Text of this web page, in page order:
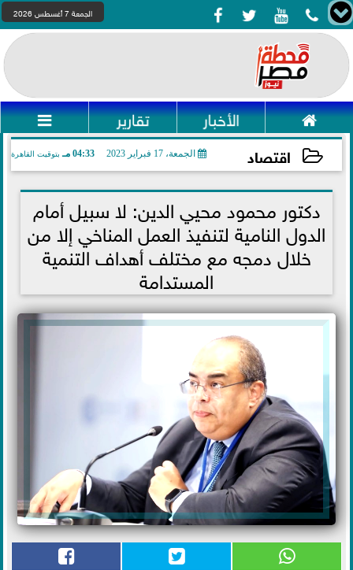
    الجمعة 7 أغسطس 2026
 الأخبار تقارير 
اقتصاد الجمعة، 17 فبراير 2023 04:33 مـ بتوقيت القاهرة
2023-02-17 16:33:36
دكتور محمود محيي الدين: لا سبيل أمام
الدول النامية لتنفيذ العمل المناخي إلا من
خلال دمجه مع مختلف أهداف التنمية
المستدامة